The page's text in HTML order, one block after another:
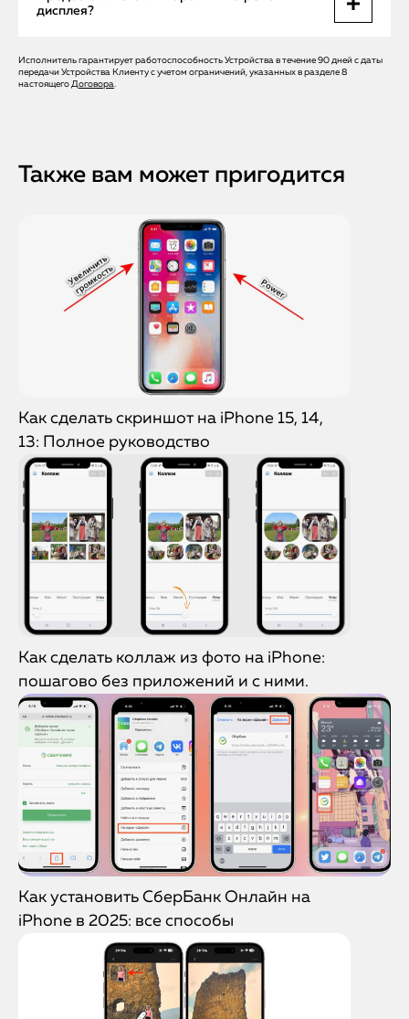
занимает до часа. При замене экрана — около 1 дня. Мы
дисплея?
Да, на все работы и установленные детали действует
гарантия до 6 месяцев. Мы уверены в качестве, так как
Исполнитель гарантирует работоспособность Устройства в течение 90 дней с даты
передачи Устройства Клиенту с учетом ограничений, указанных в разделе 8
настоящего Договора.
Также вам может пригодится
Как сделать скриншот на iPhone 15, 14,
13: Полное руководство
Как сделать коллаж из фото на iPhone:
пошагово без приложений и с ними.
Как установить СберБанк Онлайн на
iPhone в 2025: все способы